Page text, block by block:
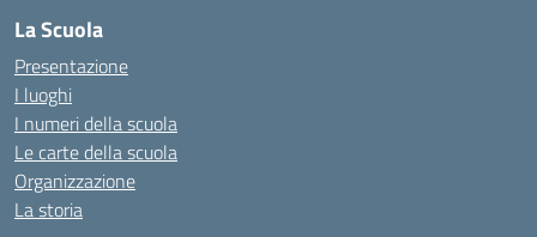
La Scuola
Presentazione
I luoghi
I numeri della scuola
Le carte della scuola
Organizzazione
La storia